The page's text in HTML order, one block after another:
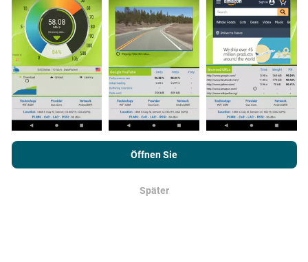
desto umfangreicher werden die Karten!
Wie werden Updates gemacht?
jede Stunde von einem Bot aktualisiert.
. Die Daten werden für zwei Jahre
Öffnen Sie
Später
Datenschutz- und Nutzungsbedingungen
TestEndbenutzer-Lizenzvertragzu.
OK